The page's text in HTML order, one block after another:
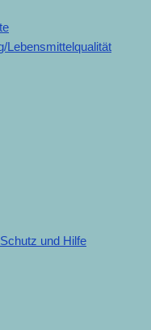
Lebensmittelqualität
und Hilfe